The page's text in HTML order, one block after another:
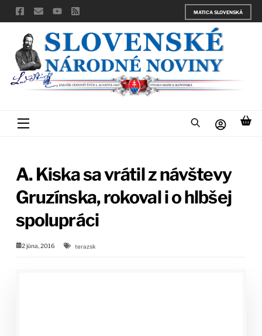
Skip
to
content
MATICA SLOVENSKÁ
Menu
A. Kiska sa vrátil z návštevy
Gruzínska, rokoval i o hlbšej
spolupráci
2 júna, 2016 terazsk